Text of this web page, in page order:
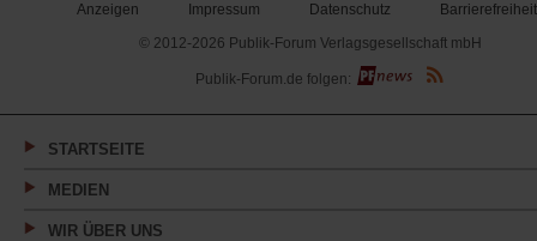
Anzeigen Impressum Datenschutz
Barrierefreiheit
© 2012-2026 Publik-Forum Verlagsgesellschaft mbH
(Öffnet
in
neuen
Publik-Forum.de folgen:
STARTSEITE
MEDIEN
WIR ÜBER UNS